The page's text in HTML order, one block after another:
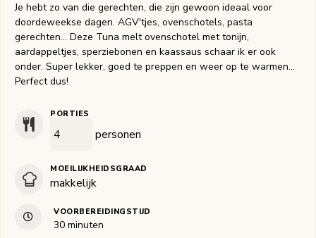
Je hebt zo van die gerechten, die zijn gewoon ideaal voor
doordeweekse dagen. AGV'tjes, ovenschotels, pasta
gerechten… Deze Tuna melt ovenschotel met tonijn,
aardappeltjes, sperziebonen en kaassaus schaar ik er ook
onder. Super lekker, goed te preppen en weer op te warmen…
Perfect dus!
PORTIES
personen
MOEILIJKHEIDSGRAAD
makkelijk
VOORBEREIDINGSTIJD
30minuten
minuten